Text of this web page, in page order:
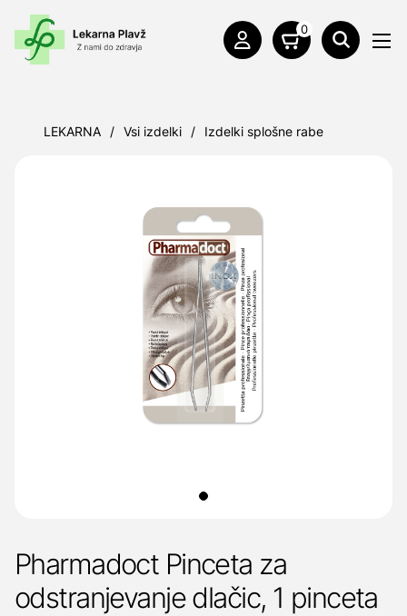
0
LEKARNA / Vsi izdelki / Izdelki splošne rabe
Pharmadoct Pinceta za
odstranjevanje dlačic, 1 pinceta